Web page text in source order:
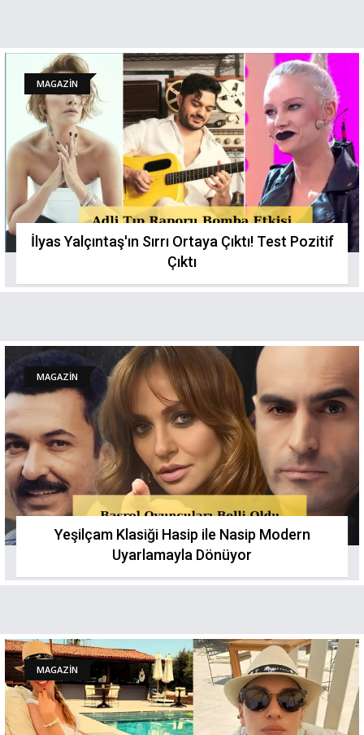
MAGAZİN
İlyas Yalçıntaş'ın Sırrı Ortaya Çıktı! Test Pozitif
Çıktı
MAGAZİN
Yeşilçam Klasiği Hasip ile Nasip Modern
Uyarlamayla Dönüyor
MAGAZİN